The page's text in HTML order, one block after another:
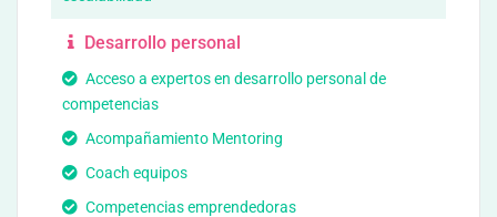
Desarrollo personal
Acceso a expertos en desarrollo personal de
competencias
Acompañamiento Mentoring
Coach equipos
Competencias emprendedoras